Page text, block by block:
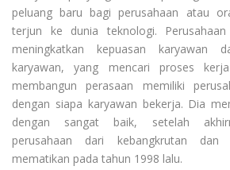
peluang baru bagi perusahaan atau
terjun ke dunia teknologi.
meningkatkan kepuasan karyawan
karyawan, yang mencari proses
membangun perasaan memiliki
dengan siapa karyawan bekerja. Dia
dengan sangat baik, setelah
perusahaan dari kebangkrutan
mematikan pada tahun 1998 lalu.